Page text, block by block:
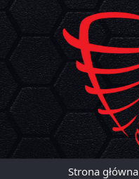
Strona główna